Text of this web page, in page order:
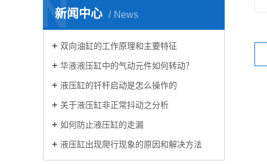
新闻中心 News
N
双向油缸的工作原理和主要特征
华液液压缸中的气动元件如何转动？
液压缸的钎杆启动是怎么操作的
关于液压缸非正常抖动之分析
如何防止液压缸的走漏
液压缸出现爬行现象的原因和解决方法